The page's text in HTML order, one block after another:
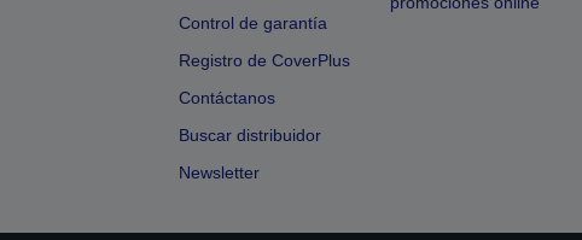
Control de garantía
Registro de CoverPlus
Contáctanos
Buscar distribuidor
Newsletter